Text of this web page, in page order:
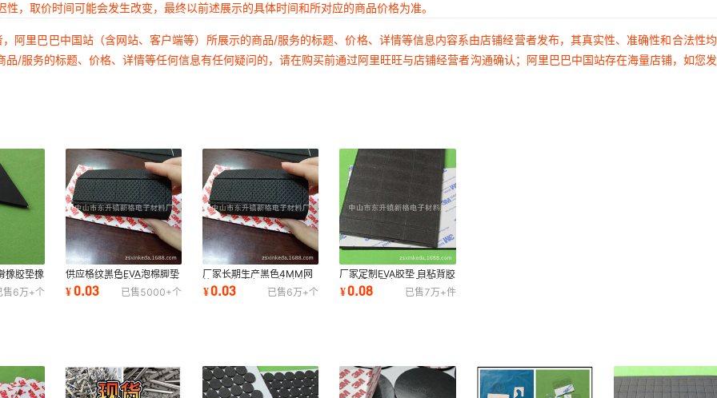
，取价时间可能会发生改变，最终以前述展示的具体时间和所对应的商品价格为准。
阿里巴巴中国站（含网站、客户端等）所展示的商品/服务的标题、价格、详情等信息内容系由店铺经营者发布，其真实性、准确性和合法性
/服务的标题、价格、详情等任何信息有任何疑问的，请在购买前通过阿里旺旺与店铺经营者沟通确认；阿里巴巴中国站存在海量店铺，如您
橡胶垫橡
售6万+个
供应格纹黑色EVA泡棉脚垫
单面背胶防滑防震白色网格
EVA脚垫
¥0.03 已售5000+个
厂家长期生产黑色4MM网
格eva垫 白色eva垫 自粘
eva垫批发定制
¥0.03 已售6万+个
厂家定制EVA胶垫 自粘背胶
EVA脚垫 黑色EVA防滑垫规
格可定制
¥0.08 已售7万+件